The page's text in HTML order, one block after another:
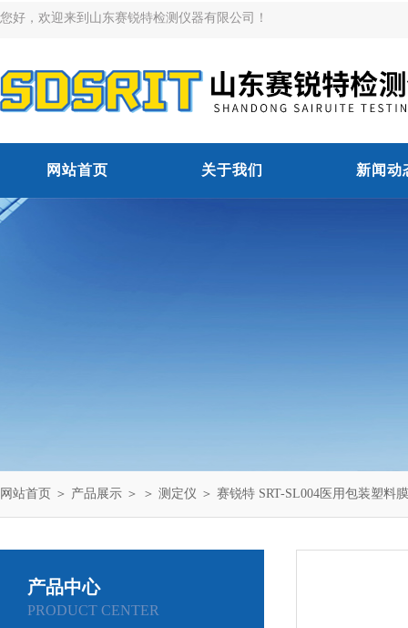
您好，欢迎来到山东赛锐特检测仪器有限公司！
网站首页 关于我们 新闻动
网站首页 ＞ 产品展示 ＞ ＞ 测定仪 ＞ 赛锐特 SRT-SL004医用包装塑料
产品中心
PRODUCT CENTER